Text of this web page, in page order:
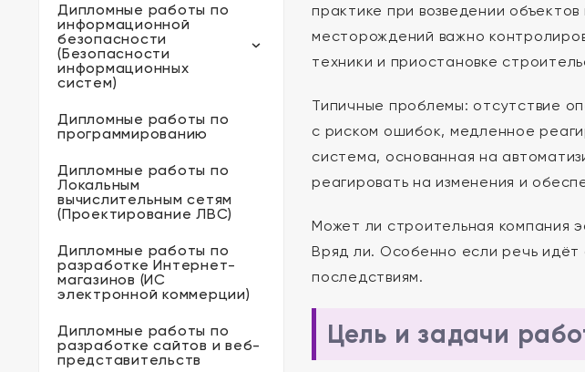
Дипломные работы по
информационной
безопасности
(Безопасности
информационных
систем)
Дипломные работы по
программированию
Дипломные работы по
Локальным
вычислительным сетям
(Проектирование ЛВС)
Дипломные работы по
разработке Интернет-
магазинов (ИС
электронной коммерции)
Дипломные работы по
разработке сайтов и веб-
представительств
практике при возведении
месторождений важно
техники и приостановке
Типичные проблемы: отсутствие
с риском ошибок, медленное
система, основанная на
реагировать на изменения и
Может ли строительная компания
Вряд ли. Особенно если речь
последствиям.
Цель и задачи